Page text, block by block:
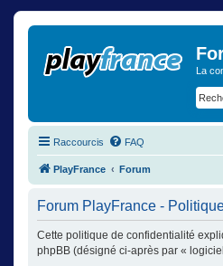
La
Raccourcis FAQ
PlayFrance Forum
Forum PlayFrance -
Cette politique de confidentialité
phpBB (désigné ci-après par «